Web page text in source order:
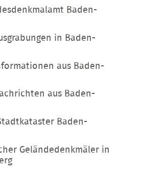
Baden-
in Baden-
aus Baden-
aus Baden-
Baden-
Geländedenkmäler in